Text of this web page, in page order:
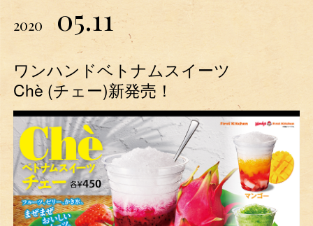
2020 05.11
ワンハンドベトナムスイーツ
Chè (チェー)新発売！